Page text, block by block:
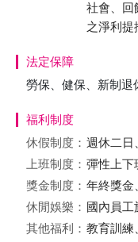
社會、回
之淨利提
法定保障
勞保、健保、新制退
福利制度
休假制度： 週休二日
上班制度： 彈性上下
獎金制度： 年終獎金
休閒娛樂： 國內員工
其他福利： 教育訓練